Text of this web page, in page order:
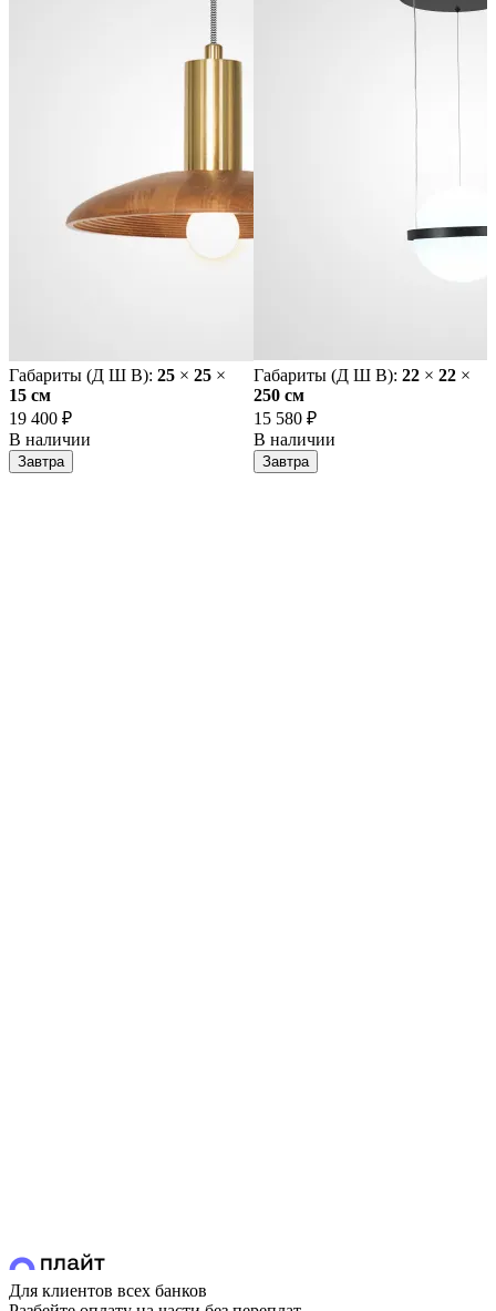
Габариты (Д Ш В): 25 × 25 ×
15 cм
19 400 ₽
В наличии
Завтра
Габариты (Д Ш В): 22 × 22 ×
250 cм
15 580 ₽
В наличии
Завтра
Для клиентов всех банков